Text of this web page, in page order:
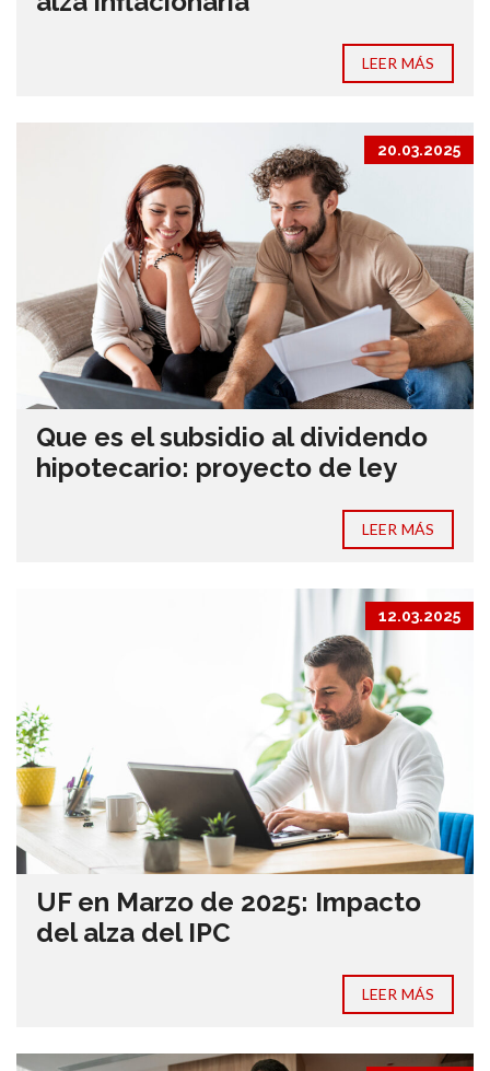
LEER MÁS
20.03.2025
Que es el subsidio al dividendo
hipotecario: proyecto de ley
LEER MÁS
12.03.2025
UF en Marzo de 2025: Impacto
del alza del IPC
LEER MÁS